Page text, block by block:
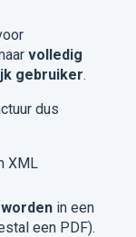
volledig
gebruiker.
dus
XML
in een
een PDF).